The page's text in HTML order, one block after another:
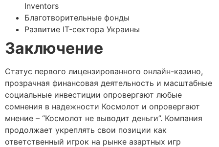
Inventors
Благотворительные фонды
Развитие IT-сектора Украины
Заключение
Статус первого лицензированного онлайн-казино,
прозрачная финансовая деятельность и масштабные
социальные инвестиции опровергают любые
сомнения в надежности Космолот и опровергают
мнение – “Космолот не выводит деньги”. Компания
продолжает укреплять свои позиции как
ответственный игрок на рынке азартных игр